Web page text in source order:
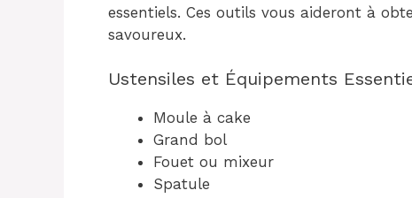
essentiels. Ces outils vous aideront à
savoureux.
Ustensiles et Équipements
Moule à cake
Grand bol
Fouet ou mixeur
Spatule